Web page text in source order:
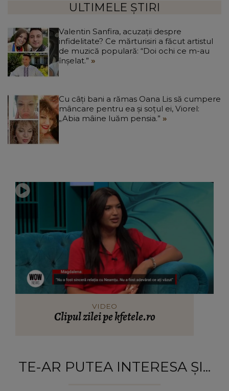
ULTIMELE ȘTIRI
Valentin Sanfira, acuzații despre
infidelitate? Ce mărturisiri a făcut artistul
de muzică populară: “Doi ochi ce m-au
înșelat.”
Cu câți bani a rămas Oana Lis să cumpere
mâncare pentru ea și soțul ei, Viorel:
„Abia mâine luăm pensia.”
VIDEO
Clipul zilei pe kfetele.ro
TE-AR PUTEA INTERESA ȘI...